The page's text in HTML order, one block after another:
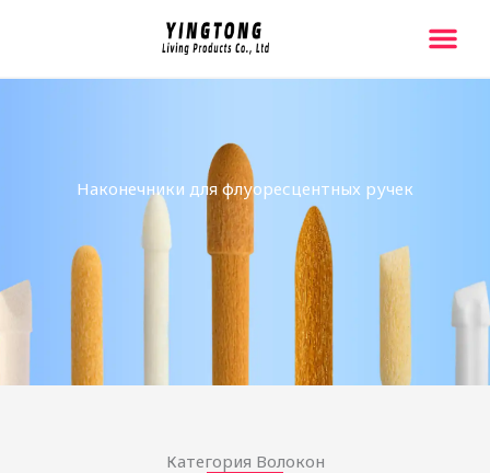
Наконечники для флуоресцентных ручек
Категория Волокон